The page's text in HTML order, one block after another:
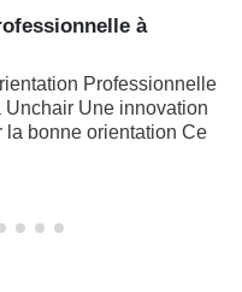
à
Professionnelle
Une innovation
la bonne orientation Ce